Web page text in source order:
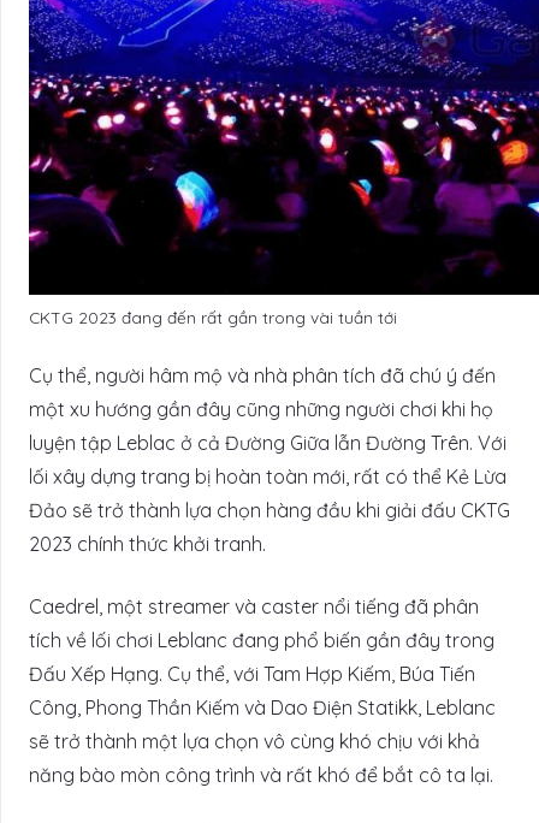
CKTG 2023 đang đến rất gần trong vài tuần tới
Cụ thể, người hâm mộ và nhà phân tích đã chú ý đến
một xu hướng gần đây cũng những người chơi khi họ
luyện tập Leblac ở cả Đường Giữa lẫn Đường Trên. Với
lối xây dựng trang bị hoàn toàn mới, rất có thể Kẻ Lừa
Đảo sẽ trở thành lựa chọn hàng đầu khi giải đấu CKTG
2023 chính thức khởi tranh.
Caedrel, một streamer và caster nổi tiếng đã phân
tích về lối chơi Leblanc đang phổ biến gần đây trong
Đấu Xếp Hạng. Cụ thể, với Tam Hợp Kiếm, Búa Tiến
Công, Phong Thần Kiếm và Dao Điện Statikk, Leblanc
sẽ trở thành một lựa chọn vô cùng khó chịu với khả
năng bào mòn công trình và rất khó để bắt cô ta lại.